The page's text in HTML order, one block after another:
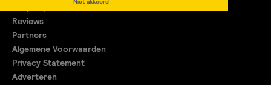
Editio Producties
Reviews
Partners
Algemene Voorwaarden
Privacy Statement
Adverteren